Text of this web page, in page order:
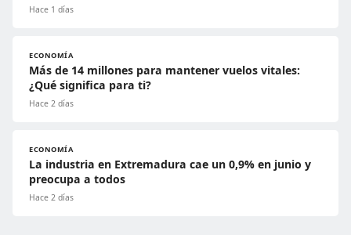
Hace 1 días
ECONOMÍA
Más de 14 millones para mantener vuelos vitales:
¿Qué significa para ti?
Hace 2 días
ECONOMÍA
La industria en Extremadura cae un 0,9% en junio y
preocupa a todos
Hace 2 días